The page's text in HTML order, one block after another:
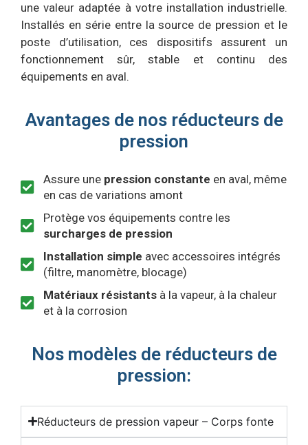
une valeur adaptée à votre installation industrielle.
Installés en série entre la source de pression et le
poste d’utilisation, ces dispositifs assurent un
fonctionnement sûr, stable et continu des
équipements en aval.
Avantages de nos réducteurs de
pression
Assure une pression constante en aval, même
en cas de variations amont
Protège vos équipements contre les
surcharges de pression
Installation simple avec accessoires intégrés
(filtre, manomètre, blocage)
Matériaux résistantsà la vapeur, à la chaleur
et à la corrosion
Nos modèles de réducteurs de
pression:
Réducteurs de pression vapeur – Corps fonte